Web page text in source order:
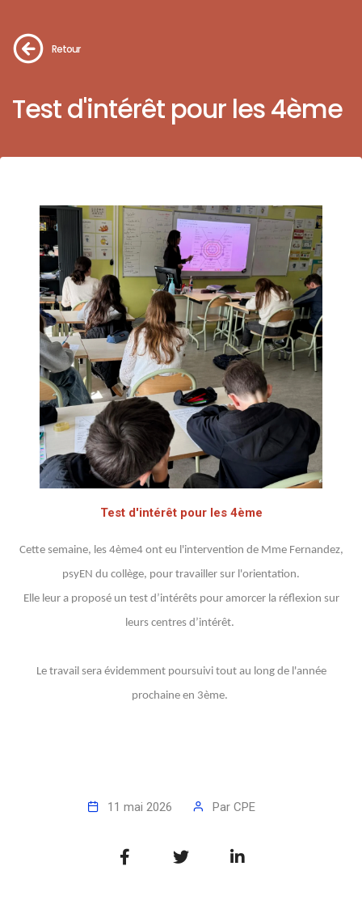
Retour
Test d'intérêt pour les 4ème
Test d'intérêt pour les 4ème
Cette semaine, les 4ème4 ont eu l'intervention de Mme Fernandez,
psyEN du collège, pour travailler sur l'orientation.
Elle leur a proposé un test d’intérêts pour amorcer la réflexion sur
leurs centres d’intérêt.
Le travail sera évidemment poursuivi tout au long de l'année
prochaine en 3ème.
11 mai 2026 Par CPE